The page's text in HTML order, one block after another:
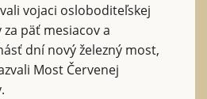
vojaci osloboditeľskej
päť mesiacov a
dní nový železný most,
Most Červenej